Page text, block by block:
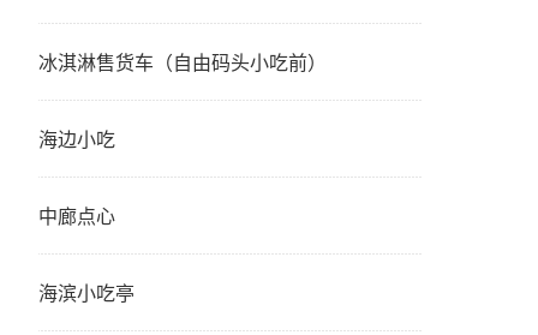
冰淇淋售货车（自由码头小吃前）
海边小吃
中廊点心
海滨小吃亭